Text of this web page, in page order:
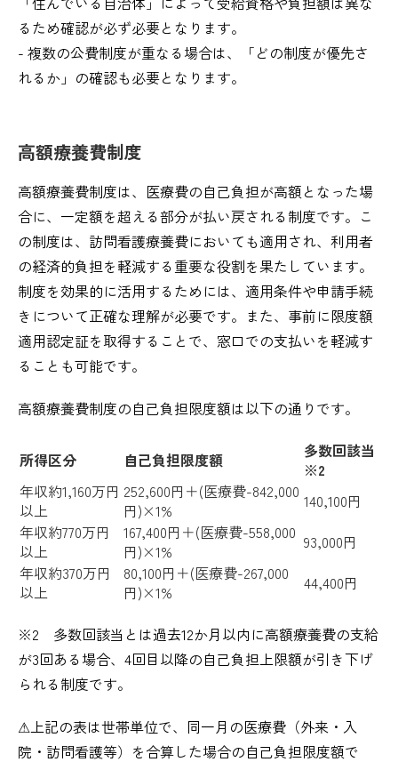
るため確認が必ず必要となります。
- 複数の公費制度が重なる場合は、「どの制度が優先さ
れるか」の確認も必要となります。
高額療養費制度
高額療養費制度は、医療費の自己負担が高額となった場
合に、一定額を超える部分が払い戻される制度です。こ
の制度は、訪問看護療養費においても適用され、利用者
の経済的負担を軽減する重要な役割を果たしています。
制度を効果的に活用するためには、適用条件や申請手続
きについて正確な理解が必要です。また、事前に限度額
適用認定証を取得することで、窓口での支払いを軽減す
ることも可能です。
高額療養費制度の自己負担限度額は以下の通りです。
所得区分 自己負担限度額
多数回該当
※2
年収約1,160万円
以上
252,600円＋(医療費-842,000
円)×1%
140,100円
年収約770万円
以上
167,400円＋(医療費-558,000
円)×1%
93,000円
年収約370万円
以上
80,100円＋(医療費-267,000
円)×1%
44,400円
※2​​ 多数回該当とは過去12か月以内に高額療養費の支給
が3回ある場合、4回目以降の自己負担上限額が引き下げ
られる制度です。
⚠︎上記の表は世帯単位で、同一月の医療費（外来・入
院・訪問看護等）を合算した場合の自己負担限度額で